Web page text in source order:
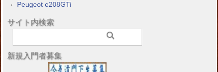
Peugeot e208GTi
サイト内検索
新規入門者募集